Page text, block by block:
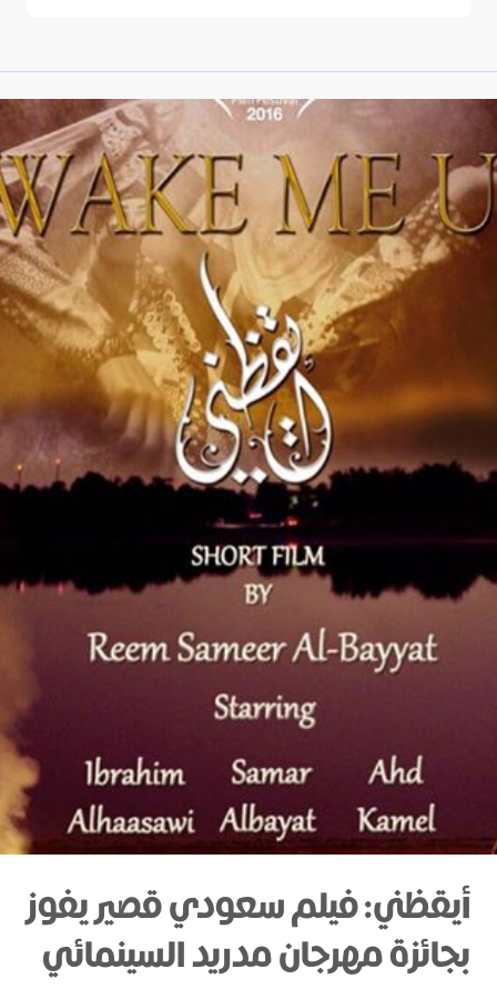
أيقظني: فيلم سعودي قصير يفوز
بجائزة مهرجان مدريد السينمائي